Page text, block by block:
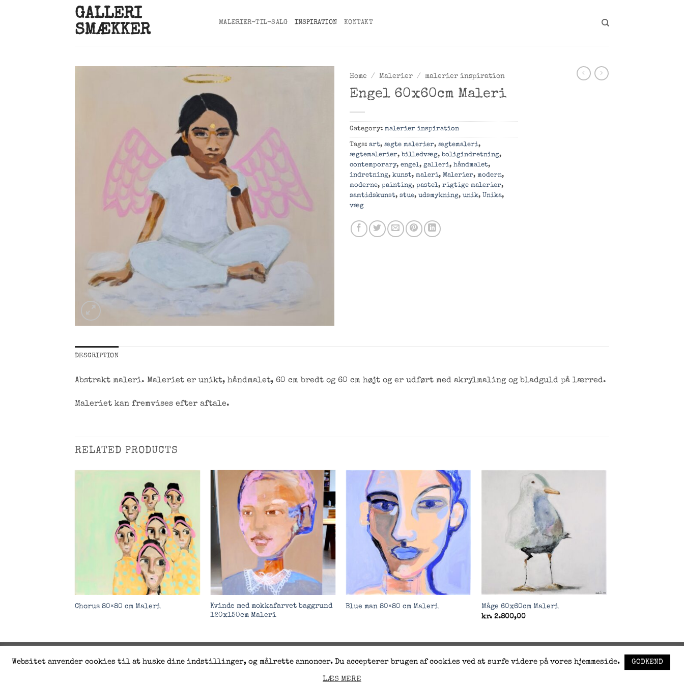
GALLERI
SMÆKKER
MALERIER-TIL-SALG INSPIRATION KONTAKT
Home / Malerier / malerier inspiration
Engel 60x60cm Maleri
Category: malerier inspiration
Tags: art, ægte malerier, ægtemaleri,
ægtemalerier, billedvæg, boligindretning,
contemporary, engel, galleri, håndmalet,
indretning, kunst, maleri, Malerier, modern,
moderne, painting, pastel, rigtige malerier,
samtidskunst, stue, udsmykning, unik, Unika,
væg
DESCRIPTION
Abstrakt maleri. Maleriet er unikt, håndmalet, 60 cm bredt og 60 cm højt og er udført med akrylmaling og bladguld på lærred.
Maleriet kan fremvises efter aftale.
RELATED PRODUCTS
Add to
Wishlist
Chorus 80×80 cm Maleri
Add to
Wishlist
Kvinde med mokkafarvet baggrund
120x150cm Maleri
Add to
Wishlist
Blue man 80×80 cm Maleri
Måge 60x60cm Maleri
kr.2.800,00
Visa PayPal Stripe MasterCard
Cash
Hjemmeside afSEO Danmark
Websitet anvender cookies til at huske dine indstillinger, og målrette annoncer. Du accepterer brugen af cookies ved at surfe videre på vores hjemmeside. GODKEND
LÆS MERE